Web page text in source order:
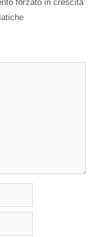
forzato in crescita